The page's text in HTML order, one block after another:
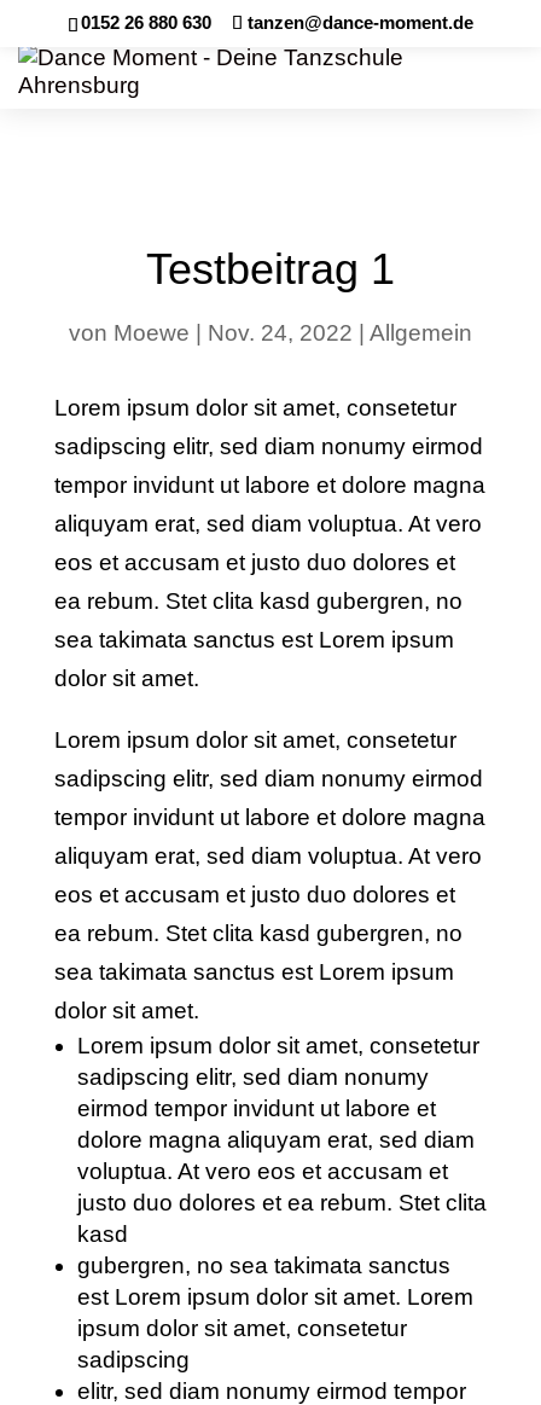
0152 26 880 630 tanzen@dance-moment.de
Testbeitrag 1
von Moewe Nov. 24, 2022 Allgemein
Lorem ipsum dolor sit amet, consetetur
sadipscing elitr, sed diam nonumy eirmod
tempor invidunt ut labore et dolore magna
aliquyam erat, sed diam voluptua. At vero
eos et accusam et justo duo dolores et
ea rebum. Stet clita kasd gubergren, no
sea takimata sanctus est Lorem ipsum
dolor sit amet.
Lorem ipsum dolor sit amet, consetetur
sadipscing elitr, sed diam nonumy eirmod
tempor invidunt ut labore et dolore magna
aliquyam erat, sed diam voluptua. At vero
eos et accusam et justo duo dolores et
ea rebum. Stet clita kasd gubergren, no
sea takimata sanctus est Lorem ipsum
dolor sit amet.
Lorem ipsum dolor sit amet, consetetur
sadipscing elitr, sed diam nonumy
eirmod tempor invidunt ut labore et
dolore magna aliquyam erat, sed diam
voluptua. At vero eos et accusam et
justo duo dolores et ea rebum. Stet clita
kasd
gubergren, no sea takimata sanctus
est Lorem ipsum dolor sit amet. Lorem
ipsum dolor sit amet, consetetur
sadipscing
elitr, sed diam nonumy eirmod tempor